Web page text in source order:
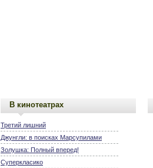
В кинотеатрах
Третий лишний
Джунгли: в поисках Марсупилами
Золушка: Полный вперед!
Суперкласико